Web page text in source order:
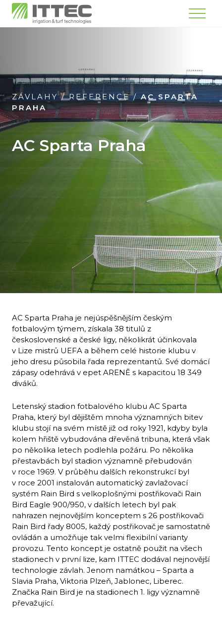
Menu
ZÁVLAHY /REFERENCE /AC SPARTA
PRAHA
AC Sparta Praha
AC Sparta Praha je nejúspěšnějším českým
fotbalovým týmem, získala 38 titulů z
československé a české ligy, několikrát účinkovala
v Lize mistrů UEFA a během celé historie klubu v
jeho dresu působila řada reprezentantů. Své domácí
zápasy odehrává v epet ARENĚ s kapacitou 18 349
diváků.
Letenský stadion fotbalového klubu AC Sparta
Praha, který byl dějištěm mnoha významných bitev
klubu stojí na svém místě již od roky 1921, kdyby byla
kolem hřiště vybudována dřevěná tribuna, která však
po několika letech podlehla požáru. Po několika
přestavbách byl stadion významně přebudován
v roce 1969. V průběhu dalších rekonstrukcí byl
v roce 2001 instalován automatický zavlažovací
systém Rain Bird s velkoplošnými postřikovači Rain
Bird Eagle 900/950, v dalších letech byl pak
nahrazen nejnovějším konceptem s 26 postřikovači
Rain Bird řady 8005, každý postřikovač je samostatně
ovládán a umožňuje tak velmi flexibilní varianty
provozu. Tento koncept je ostatně použit na všech
stadionech v první lize, kam ITTEC dodával nejnovější
technologie závlah. Jenom namátkou – Sparta a
Slavia Praha, Viktoria Plzeň, Jablonec, Liberec.
Značka Rain Bird je na stadionech 1. ligy významně
převažující.